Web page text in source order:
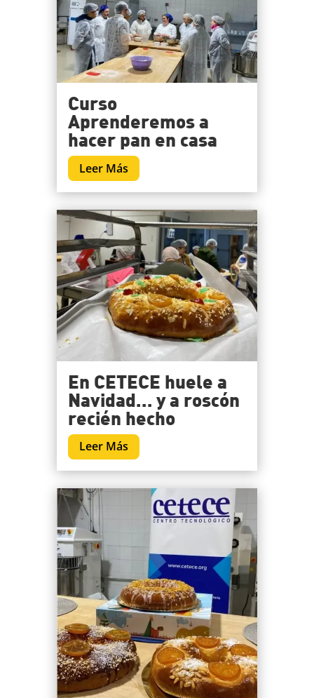
Curso
Aprenderemos a
hacer pan en casa
Leer Más
En CETECE huele a
Navidad… y a roscón
recién hecho
Leer Más